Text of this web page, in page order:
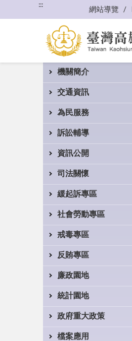
:::
網站導覽
機關簡介
交通資訊
為民服務
訴訟輔導
資訊公開
司法關懷
緩起訴專區
社會勞動專區
戒毒專區
反賄專區
廉政園地
統計園地
政府重大政策
檔案應用